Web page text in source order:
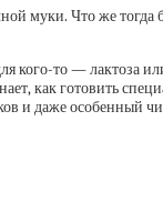
муки. Что же тогда
кого-то — лактоза
как готовить
и даже особенный